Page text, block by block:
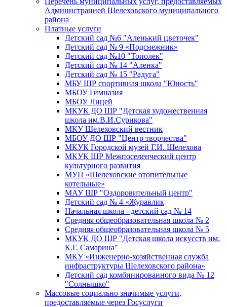
Администрацией Шелеховского муниципального
района
Платные услуги
Детский сад №6 "Аленький цветочек"
Детский сад № 9 «Подснежник»
Детский сад №10 "Тополек"
Детский сад № 14 "Аленка"
Детский сад № 15 "Радуга"
МБУ ШР спортивная школа "Юность"
МБОУ Гимназия
МБОУ Лицей
МКУК ДО ШР "Детская художественная
школа им.В.И.Сурикова"
МКУ Шелеховский вестник
МБОУ ДО ШР "Центр творчества"
МКУК Городской музей Г.И. Шелехова
МКУК ШР Межпоселенческий центр
культурного развития
МУП «Шелеховские отопительные
котельные»
МАУ ШР "Оздоровительный центр"
Детский сад № 4 «Журавлик
Начальная школа - детский сад № 14
Средняя общеобразовательная школа № 2
Средняя общеобразовательная школа № 5
МКУК ДО ШР "Детская школа искусств им.
К.Г. Самарина"
МКУ «Инженерно-хозяйственная служба
инфраструктуры Шелеховского района»
Детский сад комбинированного вида № 12
"Солнышко"
Массовые социально значимые услуги,
предоставляемые через Госуслуги